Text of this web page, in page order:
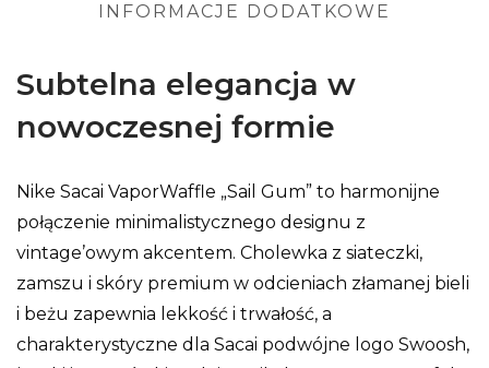
INFORMACJE DODATKOWE
Subtelna elegancja w
nowoczesnej formie
Nike Sacai VaporWaffle „Sail Gum” to harmonijne
połączenie minimalistycznego designu z
vintage’owym akcentem. Cholewka z siateczki,
zamszu i skóry premium w odcieniach złamanej bieli
i beżu zapewnia lekkość i trwałość, a
charakterystyczne dla Sacai podwójne logo Swoosh,